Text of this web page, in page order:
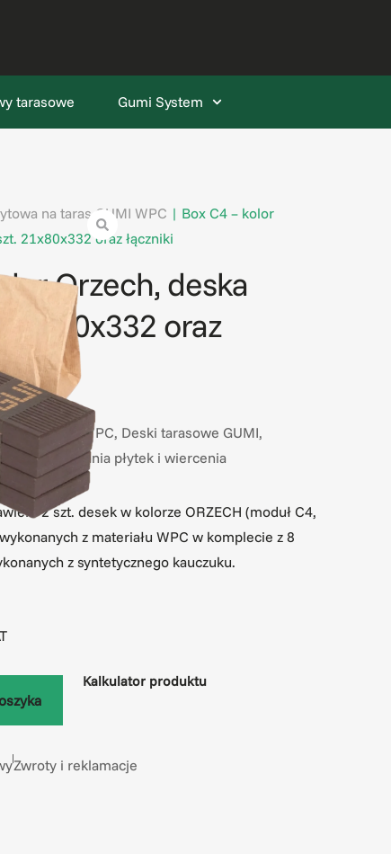
tarasowe Gumi System
na taras GUMI WPC | Box C4 – kolor
21x80x332 oraz łączniki
Orzech, deska
oraz
GUMI WPC, Deski tarasowe GUMI,
– bez skuwania płytek i wiercenia
2 szt. desek w kolorze ORZECH (moduł C4,
z materiału WPC w komplecie z 8
z syntetycznego kauczuku.
Kalkulator produktu
Zwroty i reklamacje